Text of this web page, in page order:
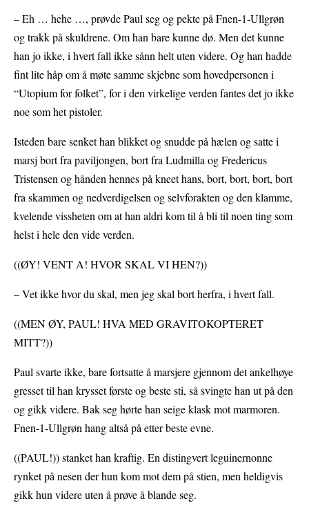
– Eh … hehe …, prøvde Paul seg og pekte på Fnen-1-Ullgrøn
og trakk på skuldrene. Om han bare kunne dø. Men det kunne
han jo ikke, i hvert fall ikke sånn helt uten videre. Og han hadde
fint lite håp om å møte samme skjebne som hovedpersonen i
“Utopium for folket”, for i den virkelige verden fantes det jo ikke
noe som het pistoler.
Isteden bare senket han blikket og snudde på hælen og satte i
marsj bort fra paviljongen, bort fra Ludmilla og Fredericus
Tristensen og hånden hennes på kneet hans, bort, bort, bort, bort
fra skammen og nedverdigelsen og selvforakten og den klamme,
kvelende vissheten om at han aldri kom til å bli til noen ting som
helst i hele den vide verden.
((ØY! VENT A! HVOR SKAL VI HEN?))
– Vet ikke hvor du skal, men jeg skal bort herfra, i hvert fall.
((MEN ØY, PAUL! HVA MED GRAVITOKOPTERET
MITT?))
Paul svarte ikke, bare fortsatte å marsjere gjennom det ankelhøye
gresset til han krysset første og beste sti, så svingte han ut på den
og gikk videre. Bak seg hørte han seige klask mot marmoren.
Fnen-1-Ullgrøn hang altså på etter beste evne.
((PAUL!)) stanket han kraftig. En distingvert leguinernonne
rynket på nesen der hun kom mot dem på stien, men heldigvis
gikk hun videre uten å prøve å blande seg.